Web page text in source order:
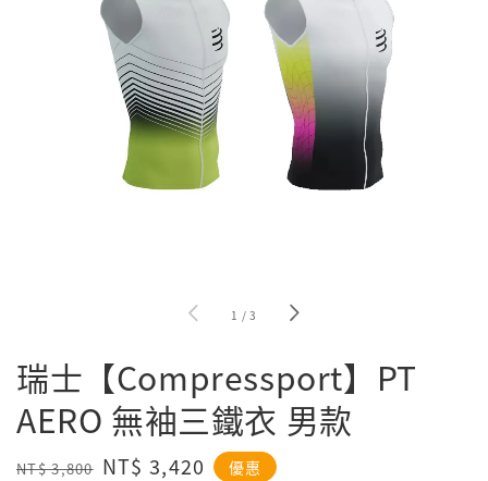
1 /3
瑞士【Compressport】PT
AERO 無袖三鐵衣 男款
Regular
NT$ 3,800 Sale
NT$ 3,420 優惠